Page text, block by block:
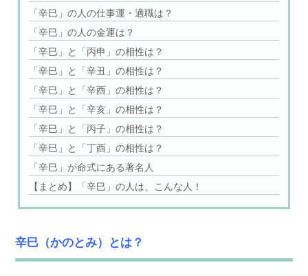
「辛巳」の人の仕事運・適職は？
「辛巳」の人の金運は？
「辛巳」と「丙申」の相性は？
「辛巳」と「辛丑」の相性は？
「辛巳」と「辛酉」の相性は？
「辛巳」と「辛亥」の相性は？
「辛巳」と「丙子」の相性は？
「辛巳」と「丁酉」の相性は？
「辛巳」が命式にある著名人
【まとめ】「辛巳」の人は、こんな人！
辛巳（かのとみ）とは？